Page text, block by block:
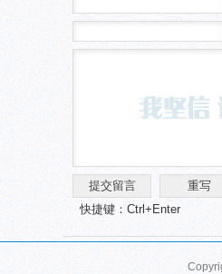
快捷键：Ctrl+Enter